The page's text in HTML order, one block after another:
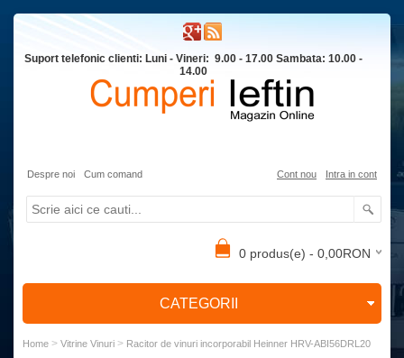
Suport telefonic clienti: Luni - Vineri: 9.00 - 17.00 Sambata: 10.00 -
14.00
Despre noi Cum comand Cont nou Intra in cont
0 produs(e) - 0,00RON
CATEGORII
Home > Vitrine Vinuri > Racitor de vinuri incorporabil Heinner HRV-ABI56DRL20